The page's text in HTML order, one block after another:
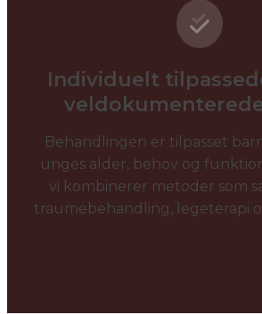
Individuelt
Behandlingen er tilpasset
unges alder, behov og
vi kombinerer metoder som
traumebehandling, legeterapi